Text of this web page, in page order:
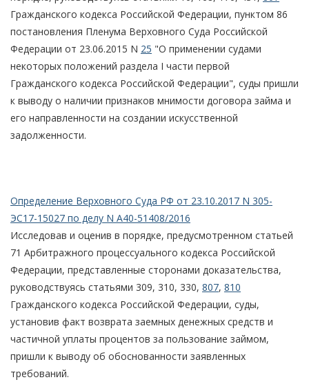
Гражданского кодекса Российской Федерации, пунктом 86
постановления Пленума Верховного Суда Российской
Федерации от 23.06.2015 N 25 "О применении судами
некоторых положений раздела I части первой
Гражданского кодекса Российской Федерации", суды пришли
к выводу о наличии признаков мнимости договора займа и
его направленности на создании искусственной
задолженности.
Определение Верховного Суда РФ от 23.10.2017 N 305-
ЭС17-15027 по делу N А40-51408/2016
Исследовав и оценив в порядке, предусмотренном статьей
71 Арбитражного процессуального кодекса Российской
Федерации, представленные сторонами доказательства,
руководствуясь статьями 309, 310, 330, 807, 810
Гражданского кодекса Российской Федерации, суды,
установив факт возврата заемных денежных средств и
частичной уплаты процентов за пользование займом,
пришли к выводу об обоснованности заявленных
требований.